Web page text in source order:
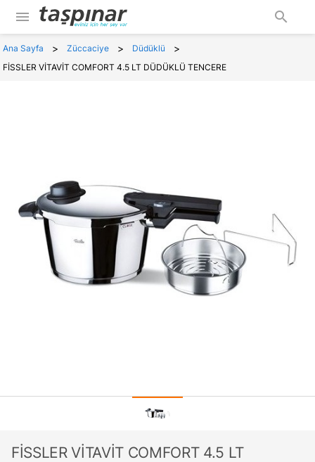
menu search
Ana Sayfa > Züccaciye > Düdüklü >
FİSSLER VİTAVİT COMFORT 4.5 LT DÜDÜKLÜ TENCERE
FİSSLER VİTAVİT COMFORT 4.5 LT